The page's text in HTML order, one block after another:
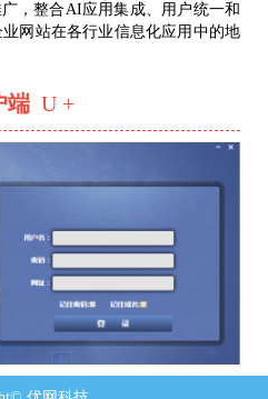
，整合AI应用集成、用户统一和
网站在各行业信息化应用中的地
端 U +